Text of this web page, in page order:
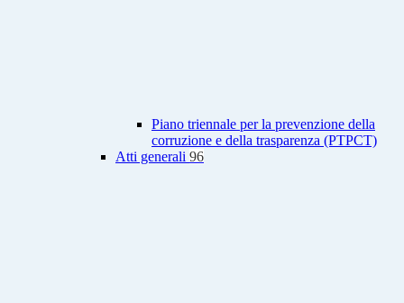
Piano triennale per la prevenzione della
corruzione e della trasparenza (PTPCT)
Atti generali 96